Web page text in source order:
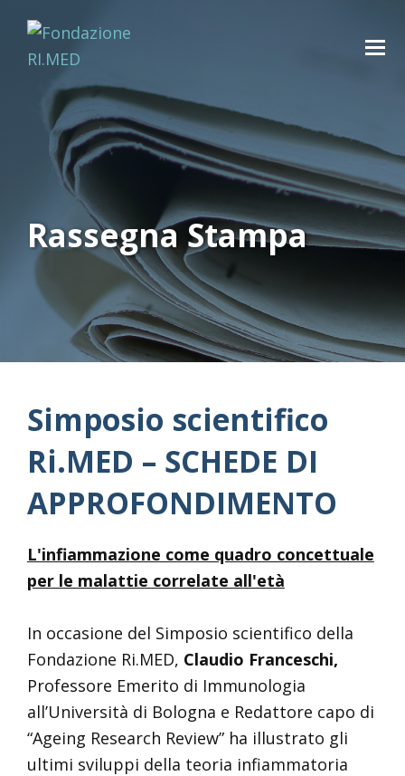
Rassegna Stampa
Simposio scientifico
Ri.MED – SCHEDE DI
APPROFONDIMENTO
L'infiammazione come quadro concettuale
per le malattie correlate all'età
In occasione del Simposio scientifico della
Fondazione Ri.MED, Claudio Franceschi,
Professore Emerito di Immunologia
all’Università di Bologna e Redattore capo di
“Ageing Research Review” ha illustrato gli
ultimi sviluppi della teoria infiammatoria